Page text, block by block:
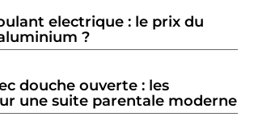
electrique : le prix du
?
douche ouverte : les
une suite parentale moderne